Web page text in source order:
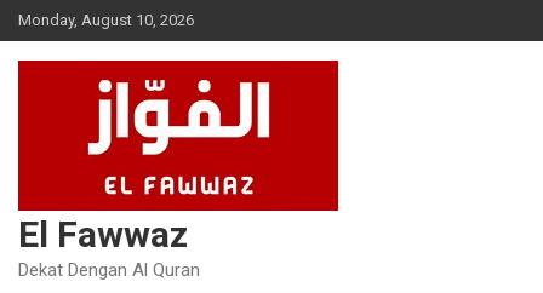
Skip
to
content
Monday, August 10, 2026
El Fawwaz
Dekat Dengan Al Quran